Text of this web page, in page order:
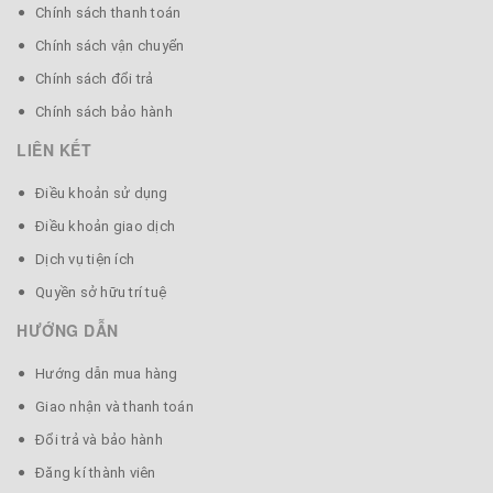
(Mẫu lược này có cả vân màu đen và màu khác trên thân
lược)
sai lệch, họa tiết có thể được thay đổi bởi nhà sản xuất
Chính sách thanh toán
Chính sách vận chuyển
Chính sách đổi trả
Chính sách bảo hành
LIÊN KẾT
Điều khoản sử dụng
Điều khoản giao dịch
Dịch vụ tiện ích
Quyền sở hữu trí tuệ
HƯỚNG DẪN
Hướng dẫn mua hàng
Giao nhận và thanh toán
Đổi trả và bảo hành
Đăng kí thành viên